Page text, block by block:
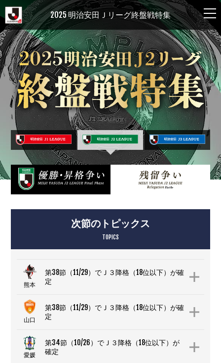
2025 明治安田Ｊリーグ終盤戦特集
次節のトピックス
TOPICS
熊本
第38節（11/29）でＪ３降格（18位以下）が確
定
山口
第38節（11/29）でＪ３降格（18位以下）が確
定
愛媛
第34節（10/26）でＪ３降格（18位以下）が
確定